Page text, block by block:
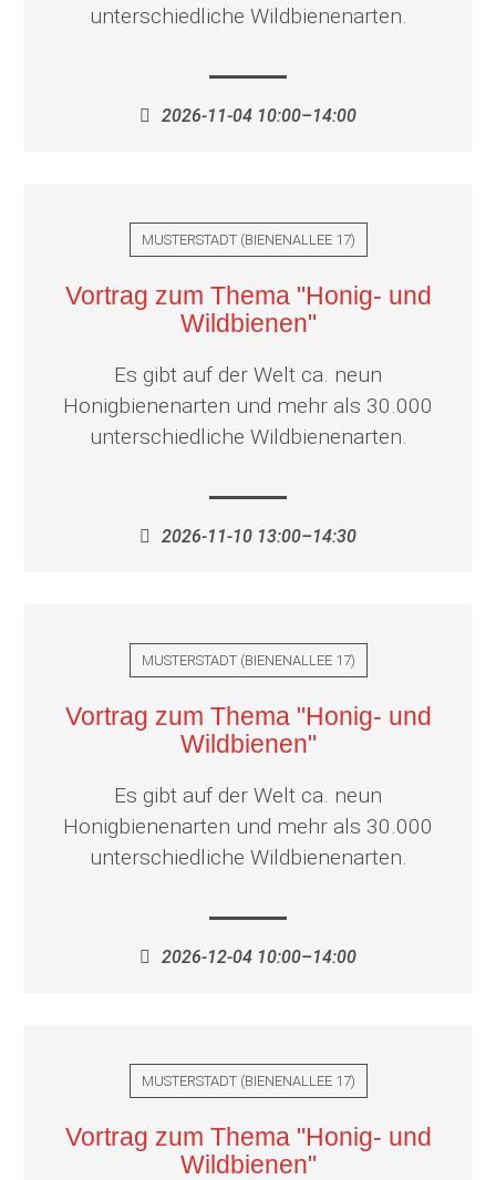
unterschiedliche Wildbienenarten.
2026-11-04 10:00–14:00
MUSTERSTADT(BIENENALLEE 17)
Vortrag zum Thema "Honig- und
Wildbienen"
Es gibt auf der Welt ca. neun
Honigbienenarten und mehr als 30.000
unterschiedliche Wildbienenarten.
2026-11-10 13:00–14:30
MUSTERSTADT(BIENENALLEE 17)
Vortrag zum Thema "Honig- und
Wildbienen"
Es gibt auf der Welt ca. neun
Honigbienenarten und mehr als 30.000
unterschiedliche Wildbienenarten.
2026-12-04 10:00–14:00
MUSTERSTADT(BIENENALLEE 17)
Vortrag zum Thema "Honig- und
Wildbienen"